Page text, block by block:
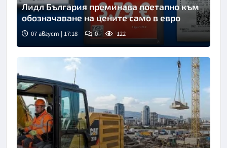
Лидл България преминава поетапно към
обозначаване на цените само в евро
07 август | 17:18 0 122